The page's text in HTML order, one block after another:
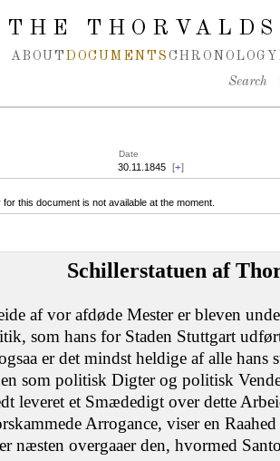
THE
ABOUT DOCUMENTS CHRONOLOGY
Search
Date
30.11.1845 [+]
this document is not available at the moment.
Schillerstatuen af
af vor afdøde Mester er bleven
som hans for Staden Stuttgart
er det mindst heldige af alle
som politisk Digter og politisk
leveret et Smædedigt over dette
Arrogance, viser en
næsten overgaaer den, hvormed